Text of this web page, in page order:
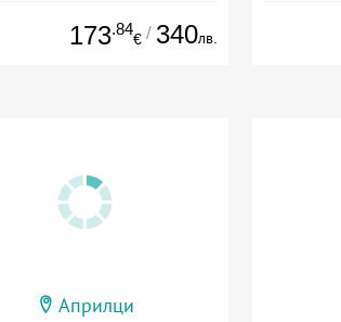
173.84
€ / 340лв.
Априлци